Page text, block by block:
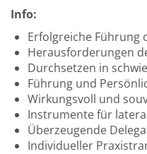
Info:
Erfolgreiche Führung
Herausforderungen
Durchsetzen in
Führung und
Wirkungsvoll und
Instrumente für
Überzeugende
Individueller